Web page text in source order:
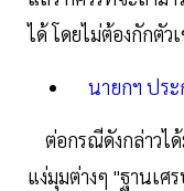
ได้ โดยไม่ต้องกักตัว
นายกฯ ปร
ต่อกรณีดังกล่าวได้
แง่มุมต่างๆ "ฐานเศ